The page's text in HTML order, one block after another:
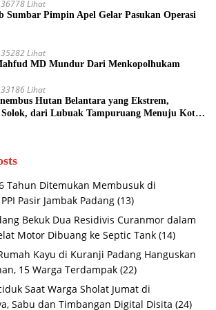
36778 Lihat
Sumbar Pimpin Apel Gelar Pasukan Operasi
35282 Lihat
MD Mundur Dari Menkopolhukam
33186 Lihat
Hutan Belantara yang Ekstrem,
Solok, dari Lubuak Tampuruang Menuju Koto
Tahun Ditemukan Membusuk di
Pasir Jambak Padang (13)
Bekuk Dua Residivis Curanmor dalam
Motor Dibuang ke Septic Tank (14)
Kayu di Kuranji Padang Hanguskan
15 Warga Terdampak (22)
Saat Warga Sholat Jumat di
Sabu dan Timbangan Digital Disita (24)